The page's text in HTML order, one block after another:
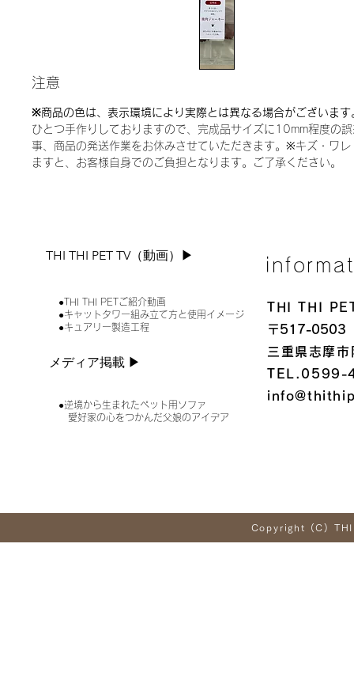
注意
※商品の色は、表示環境により実際とは異なる場合がございます
ひとつ手作りしておりますので、完成品サイズに10mm程度の
事、商品の発送作業をお休みさせていただきます。※キズ・ワ
ますと、お客様自身でのご負担となります。ご了承ください。
THI THI PET TV（動画）▶︎
●THI THI PETご紹介動画
●キャットタワー組み立て方と使用イメージ
●キュアリー製造工程
メディア掲載 ▶︎
●逆境から生まれたペット用ソファ
愛好家の心をつかんだ父娘のアイデア
THI THI
〒517-0503
三重県志摩
TEL.0599-
Copyright (C)